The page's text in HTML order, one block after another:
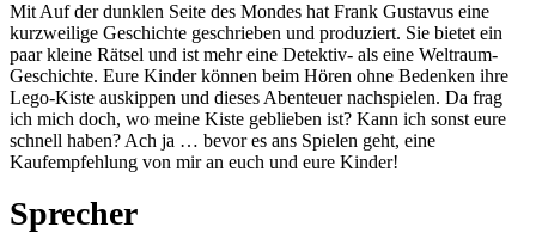
Mit Auf der dunklen Seite des Mondes hat Frank Gustavus eine
kurzweilige Geschichte geschrieben und produziert. Sie bietet ein
paar kleine Rätsel und ist mehr eine Detektiv- als eine Weltraum-
Geschichte. Eure Kinder können beim Hören ohne Bedenken ihre
Lego-Kiste auskippen und dieses Abenteuer nachspielen. Da frag
ich mich doch, wo meine Kiste geblieben ist? Kann ich sonst eure
schnell haben? Ach ja … bevor es ans Spielen geht, eine
Kaufempfehlung von mir an euch und eure Kinder!
Sprecher